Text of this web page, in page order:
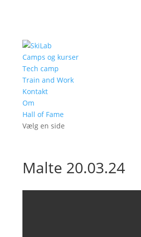
Camps og kurser
Tech camp
Train and Work
Kontakt
Om
Hall of Fame
Vælg en side
Malte 20.03.24